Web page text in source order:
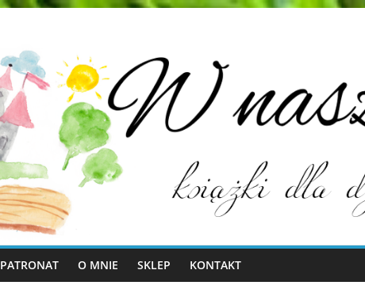
PATRONAT O MNIE SKLEP KONTAKT